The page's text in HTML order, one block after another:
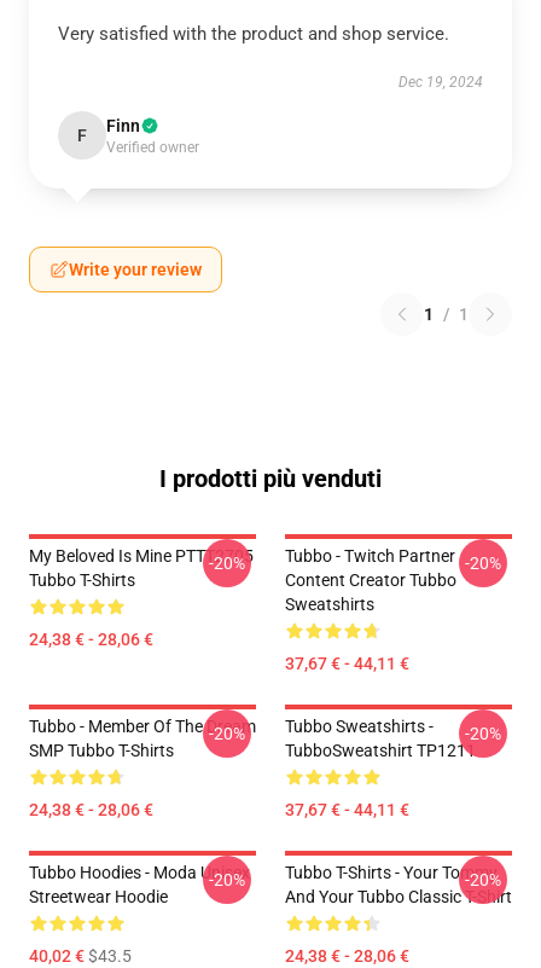
Very satisfied with the product and shop service.
Dec 19, 2024
F Finn
Verified owner
Write your review
1 / 1
I prodotti più venduti
My Beloved Is Mine PTTT2705
Tubbo T-Shirts
24,38 € - 28,06 €
-20%
Tubbo - Twitch Partner
Content Creator Tubbo
Sweatshirts
37,67 € - 44,11 €
-20%
Tubbo - Member Of The Dream
SMP Tubbo T-Shirts
24,38 € - 28,06 €
-20%
Tubbo Sweatshirts -
TubboSweatshirt TP1211
37,67 € - 44,11 €
-20%
Tubbo Hoodies - Moda Unisex
Streetwear Hoodie
40,02 €$43.5
-20%
Tubbo T-Shirts - Your Tommy
And Your Tubbo Classic T-Shirt
24,38 € - 28,06 €
-20%